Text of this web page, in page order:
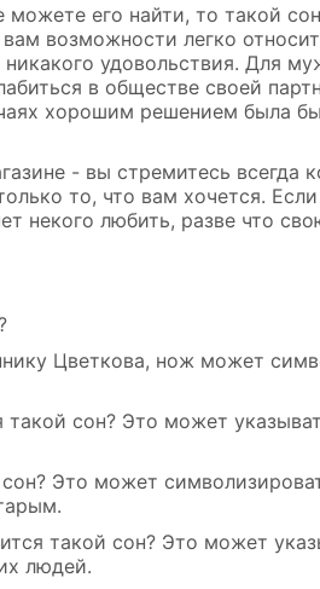
его найти, то такой
возможности легко
удовольствия. Для
в обществе своей
хорошим решением была
- вы стремитесь всегда
то, что вам хочется.
некого любить, разве что
Цветкова, нож может
такой сон? Это может
сон? Это может
такой сон? Это может
людей.